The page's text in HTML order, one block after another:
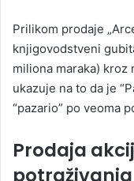
Prilikom prodaje
knjigovodstveni
miliona maraka)
ukazuje na to da je
“pazario” po veoma
Prodaja
potraživanja